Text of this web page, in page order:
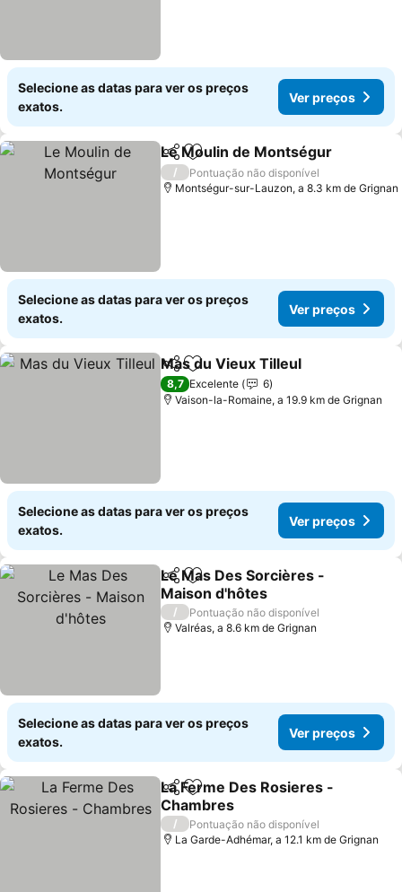
Selecione as datas para ver os preços
exatos.
Ver preços
PartilharAdicionar aos favoritos
Le Moulin de Montségur
/
Pontuação não disponível
Montségur-sur-Lauzon, a 8.3 km de Grignan
Selecione as datas para ver os preços
exatos.
Ver preços
PartilharAdicionar aos favoritos
Mas du Vieux Tilleul
8,7 Excelente
6
Vaison-la-Romaine, a 19.9 km de Grignan
Selecione as datas para ver os preços
exatos.
Ver preços
PartilharAdicionar aos favoritos
Le Mas Des Sorcières -
Maison d'hôtes
Ver preços
/
Pontuação não disponível
Valréas, a 8.6 km de Grignan
Selecione as datas para ver os preços
exatos.
Ver preços
PartilharAdicionar aos favoritos
La Ferme Des Rosieres -
Chambres
Ver preços
/
Pontuação não disponível
La Garde-Adhémar, a 12.1 km de Grignan